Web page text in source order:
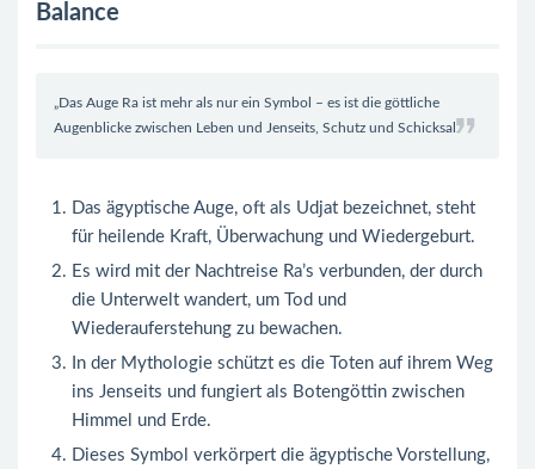
Balance
„Das Auge Ra ist mehr als nur ein Symbol – es ist die göttliche
Augenblicke zwischen Leben und Jenseits, Schutz und Schicksal.“
Das ägyptische Auge, oft als Udjat bezeichnet, steht
für heilende Kraft, Überwachung und Wiedergeburt.
Es wird mit der Nachtreise Ra’s verbunden, der durch
die Unterwelt wandert, um Tod und
Wiederauferstehung zu bewachen.
In der Mythologie schützt es die Toten auf ihrem Weg
ins Jenseits und fungiert als Botengöttin zwischen
Himmel und Erde.
Dieses Symbol verkörpert die ägyptische Vorstellung,